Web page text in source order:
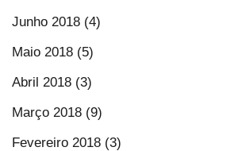
Junho 2018 (4)
Maio 2018 (5)
Abril 2018 (3)
Março 2018 (9)
Fevereiro 2018 (3)